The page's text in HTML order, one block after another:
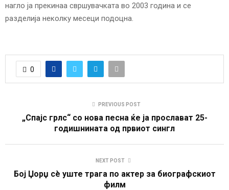
нагло ја прекинаа свршувачката во 2003 година и се
разделија неколку месеци подоцна.
0
PREVIOUS POST
„Спајс грлс“ со нова песна ќе ја прослават 25-
годишнината од првиот сингл
NEXT POST
Бој Џорџ сè уште трага по актер за биографскиот
филм